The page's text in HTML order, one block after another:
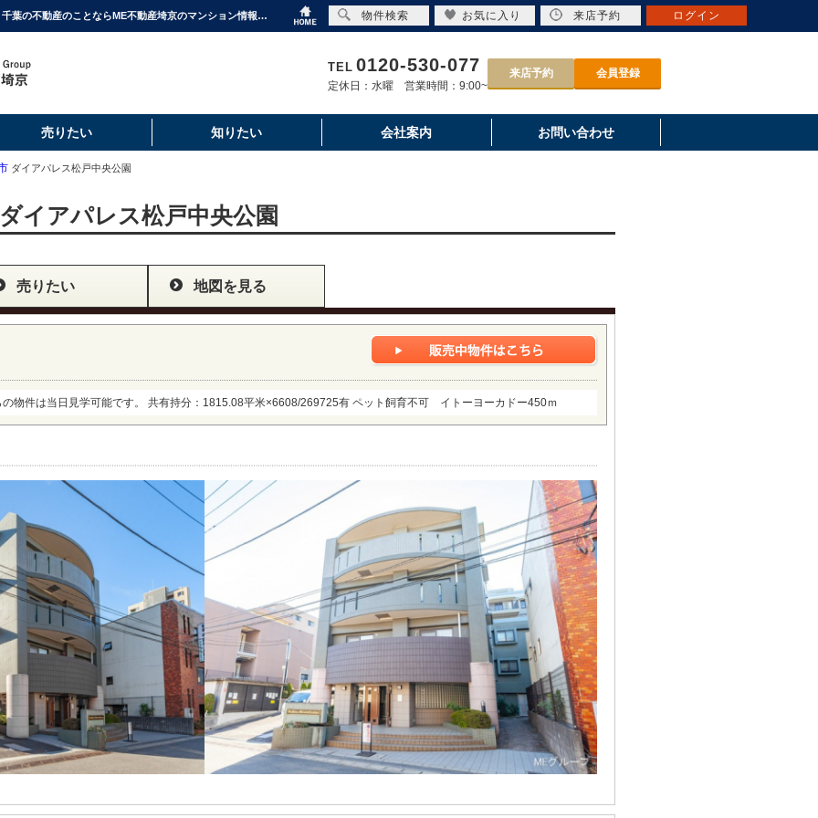
ダイアパレス松戸中央公園｜購入・売り物件、売却査定・相場・売却価格｜埼玉・東京・千葉の不動産のことならME不動産埼京のマンション情報のことならME不動産埼京
TEL 0120-530-077
定休日：水曜 営業時間：9:00~
来店予約 会員登録
売りたい 知りたい 会社案内 お問い合わせ
ダイアパレス松戸中央公園
イアパレス松戸中央公園
売りたい 地図を見る
物件は当日見学可能です。 共有持分：1815.08平米×6608/269725有 ペット飼育不可 イトーヨーカドー450ｍ
物件検索 お気に入り 来店予約 ログイン